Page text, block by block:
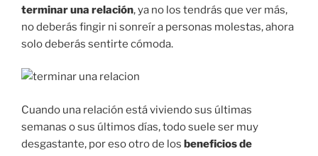
terminar una relación, ya no los tendrás que ver más,
no deberás fingir ni sonreír a personas molestas, ahora
solo deberás sentirte cómoda.
Cuando una relación está viviendo sus últimas
semanas o sus últimos días, todo suele ser muy
desgastante, por eso otro de los beneficios de